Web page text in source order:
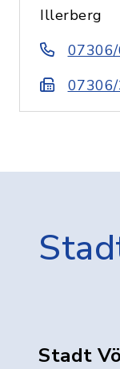
Illerberg
Stadt